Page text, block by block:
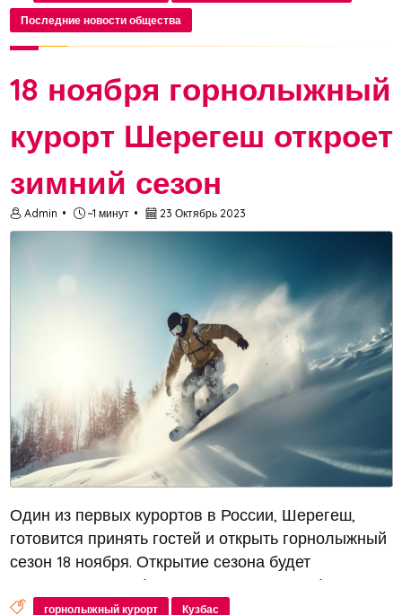
Хутор
Последние новости общества
18 ноября горнолыжный
курорт Шерегеш откроет
зимний сезон
Admin ~1 минут 23 Октябрь 2023
Один из первых курортов в России, Шерегеш,
готовится принять гостей и открыть горнолыжный
сезон 18 ноября. Открытие сезона будет
сопровождаться фестивалем «Шерегешфест.
Первооткрыватели»
горнолыжный курорт Кузбас